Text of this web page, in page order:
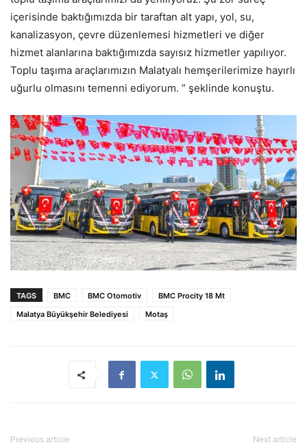
içerisinde baktığımızda bir taraftan alt yapı, yol, su,
kanalizasyon, çevre düzenlemesi hizmetleri ve diğer
hizmet alanlarına baktığımızda sayısız hizmetler yapılıyor.
Toplu taşıma araçlarımızın Malatyalı hemşerilerimize hayırlı
uğurlu olmasını temenni ediyorum. ” şeklinde konuştu.
TAGS BMC BMC Otomotiv
BMC Procity 18 Mt
Malatya Büyükşehir Belediyesi
Motaş
Previous article Next article